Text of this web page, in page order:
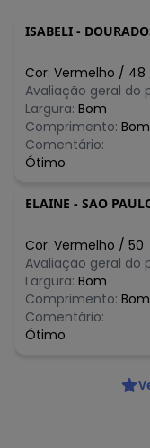
ISABELI - DOURADOS -
Cor: Vermelho / 48
Avaliação geral do
Largura: Bom
Comprimento: Bom
Comentário:
Ótimo
ELAINE - SAO PAULO -
Cor: Vermelho / 50
Avaliação geral do
Largura: Bom
Comprimento: Bom
Comentário:
Ótimo